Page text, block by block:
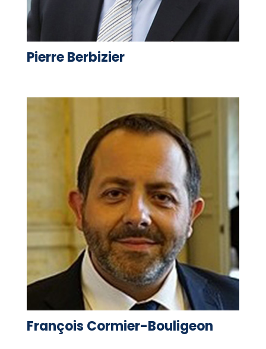
Pierre Berbizier
François Cormier-Bouligeon